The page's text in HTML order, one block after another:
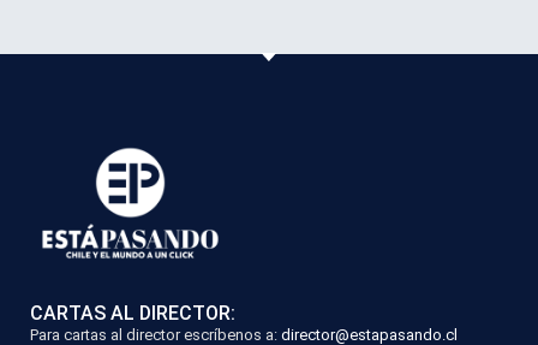
CARTAS AL DIRECTOR:
Para cartas al director escríbenos a: director@estapasando.cl